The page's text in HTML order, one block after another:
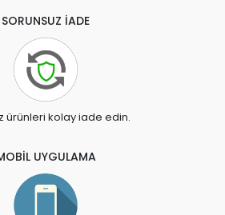
SORUNSUZ İADE
ürünleri kolay iade edin.
UYGULAMA